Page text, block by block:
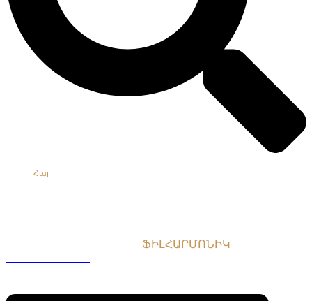
Հայ
ՖԻԼՀԱՐՄՈՆԻԿ